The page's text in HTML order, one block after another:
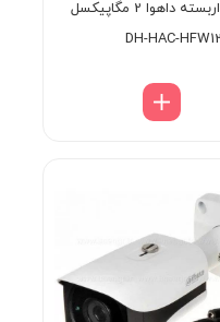
دوربین مداربسته داهوا 2 مگاپیکسل